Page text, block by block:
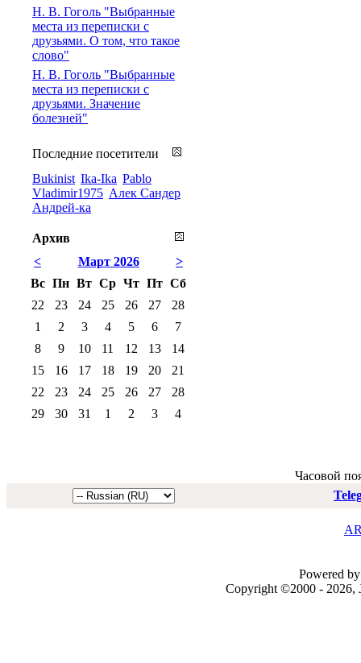
Н. В. Гоголь "Выбранные
места из переписки с
друзьями. О том, что такое
слово"
Н. В. Гоголь "Выбранные
места из переписки с
друзьями. Значение
болезней"
Последние посетители
Bukinist Ika-Ika Pablo
Vladimir1975 Алек Сандер
Андрей-ка
Архив
<
>
Март 2026
Вс Пн Вт Ср Чт Пт Сб
22
23 24 25 26 27
28
1
2 3 4 5 6
7
8
9 10 11 12 13
14
15
16 17 18 19 20
21
22
23 24 25 26 27
28
29
30 31 1 2 3 4
Часовой
Powered
Copyright ©2000 - 2026,